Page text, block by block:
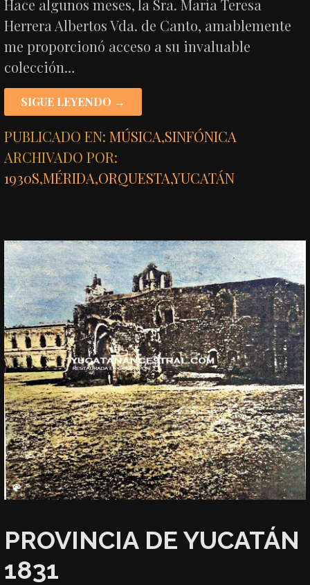
Hace algunos meses, la Sra. María Teresa
Herrera Albertos Vda. de Canto, amablemente
me proporcionó acceso a su invaluable
colección…
SIGUE LEYENDO →
PUBLICADO EN:MÚSICA,SINFÓNICA
ARCHIVADO POR:
1930S,MÉRIDA,ORQUESTA,YUCATÁN
PROVINCIA DE YUCATÁN
1831